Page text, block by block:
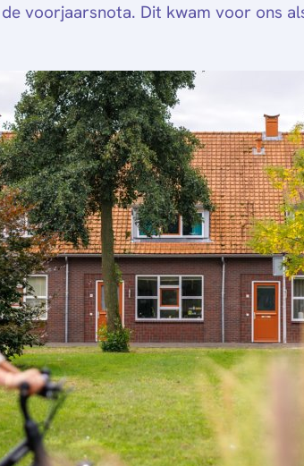
de voorjaarsnota. Dit kwam voor ons